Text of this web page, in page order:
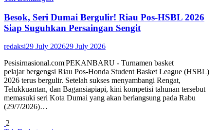
Besok, Seri Dumai Bergulir! Riau Pos-HSBL 2026
Siap Suguhkan Persaingan Sengit
redaksi29 July 202629 July 2026
Pesisirnasional.com|PEKANBARU - Turnamen basket
pelajar bergengsi Riau Pos-Honda Student Basket League (HSBL)
2026 terus bergulir. Setelah sukses menyambangi Rengat,
Telukkuantan, dan Bagansiapiapi, kini kompetisi tahunan tersebut
memasuki seri Kota Dumai yang akan berlangsung pada Rabu
(29/7/2026)…
2